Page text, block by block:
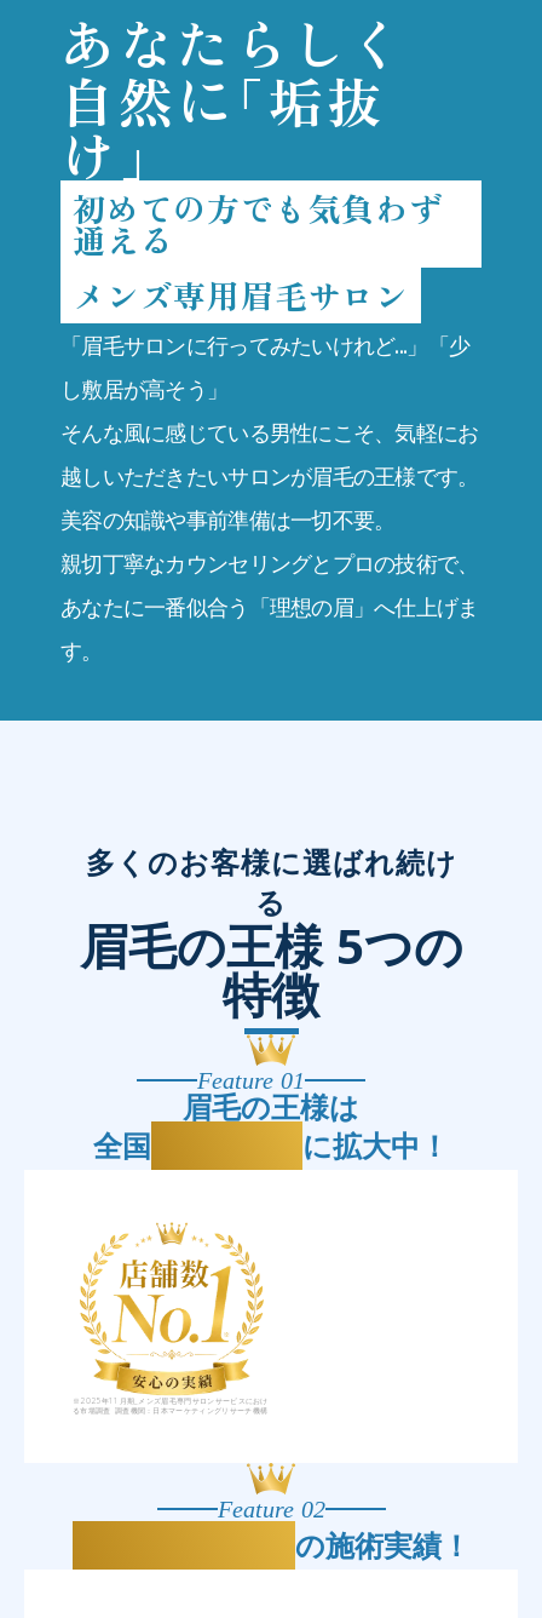
あなたらしく
自然に「垢抜
け」
初めての方でも気負わず
通える
メンズ専用眉毛サロン
「眉毛サロンに行ってみたいけれど...」「少
し敷居が高そう」
そんな風に感じている男性にこそ、気軽にお
越しいただきたいサロンが眉毛の王様です。
美容の知識や事前準備は一切不要。
親切丁寧なカウンセリングとプロの技術で、
あなたに一番似合う「理想の眉」へ仕上げま
す。
多くのお客様に選ばれ続け
る
眉毛の王様 5つの
特徴
Feature 01
眉毛の王様は
全国25店舗に拡大中！
※2025年11月期_メンズ眉毛専門サロンサービスにおけ
る市場調査 調査機関：日本マーケティングリサーチ機構
Feature 02
の施術実績！